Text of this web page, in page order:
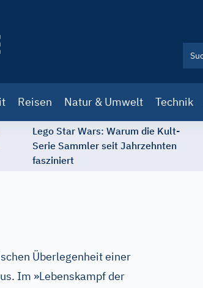
Reisen Natur & Umwelt Technik
Lego Star Wars: Warum die Kult-
Serie Sammler seit Jahrzehnten
fasziniert
Überlegenheit einer
Im »Lebenskampf der